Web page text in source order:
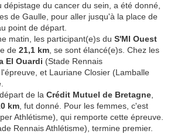
du cancer du sein, a été donné,
de Gaulle, pour aller jusqu'à la place de
point de départ.
matin, les participant(e)s du S'MI Ouest
de 21,1 km , se sont élancé(e)s. Chez les
El Ouardi (Stade Rennais
et Lauriane Closier (Lamballe
de la Crédit Mutuel de Bretagne
km , fut donné. Pour les femmes, c'est
Athlétisme), qui remporte cette épreuve.
Rennais Athlétisme), termine premier.